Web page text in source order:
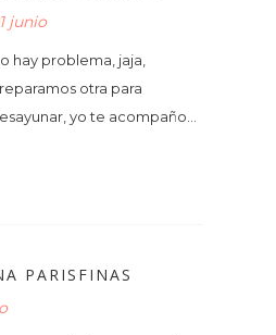
junio
hay problema, jaja,
otra para
yo te acompaño...
PARISFINAS